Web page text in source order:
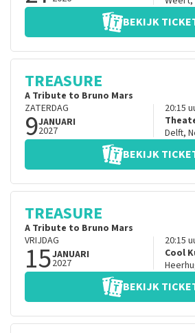
BEKIJK
TREASURE
A Tribute to Bruno Mars
ZATERDAG
9JANUARI
2027
20:15
Delft,
BEKIJK
TREASURE
A Tribute to Bruno Mars
VRIJDAG
15JANUARI
2027
20:15
Cool
BEKIJK